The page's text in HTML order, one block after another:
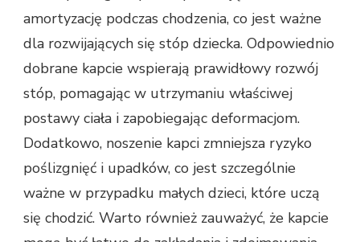
amortyzację podczas chodzenia, co jest ważne
dla rozwijających się stóp dziecka. Odpowiednio
dobrane kapcie wspierają prawidłowy rozwój
stóp, pomagając w utrzymaniu właściwej
postawy ciała i zapobiegając deformacjom.
Dodatkowo, noszenie kapci zmniejsza ryzyko
poślizgnięć i upadków, co jest szczególnie
ważne w przypadku małych dzieci, które uczą
się chodzić. Warto również zauważyć, że kapcie